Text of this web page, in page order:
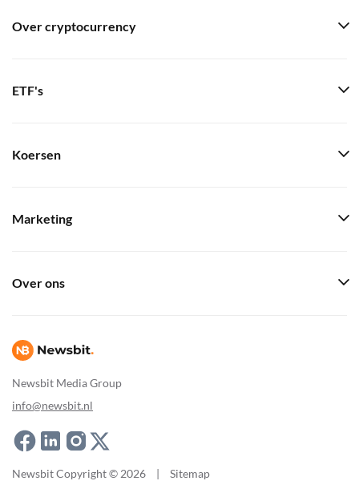
Newsbit Media Group
info@newsbit.nl
Over cryptocurrency
ETF's
Koersen
Marketing
Over ons
Newsbit Copyright © 2026 | Sitemap